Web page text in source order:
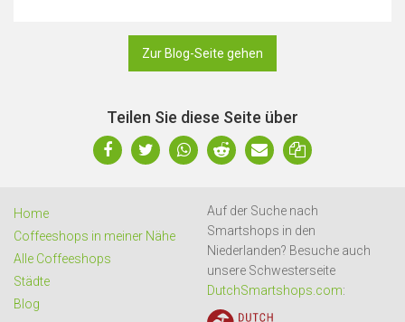
Zur Blog-Seite gehen
Teilen Sie diese Seite über
Home
Coffeeshops in meiner Nähe
Alle Coffeeshops
Städte
Blog
Auf der Suche nach
Smartshops in den
Niederlanden? Besuche auch
unsere Schwesterseite
DutchSmartshops.com: